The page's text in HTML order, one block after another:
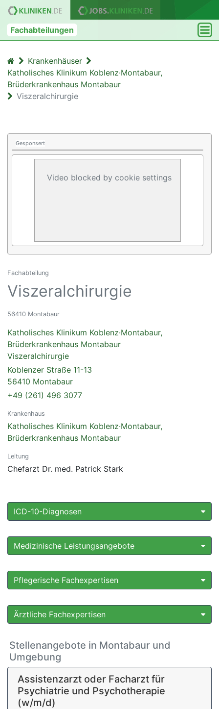
Fachabteilungen
Krankenhäuser
Katholisches Klinikum Koblenz·Montabaur,
Brüderkrankenhaus Montabaur
Viszeralchirurgie
Gesponsert
Video blocked by cookie settings
Fachabteilung
Viszeralchirurgie
56410 Montabaur
Katholisches Klinikum Koblenz·Montabaur,
Brüderkrankenhaus Montabaur
Viszeralchirurgie
Koblenzer Straße 11-13
56410 Montabaur
+49 (261) 496 3077
Krankenhaus
Katholisches Klinikum Koblenz·Montabaur,
Brüderkrankenhaus Montabaur
Leitung
Chefarzt Dr. med. Patrick Stark
ICD-10-Diagnosen
Medizinische Leistungsangebote
Pflegerische Fachexpertisen
Ärztliche Fachexpertisen
Stellenangebote in Montabaur und
Umgebung
Assistenzarzt oder Facharzt für
Psychiatrie und Psychotherapie
(w/m/d)